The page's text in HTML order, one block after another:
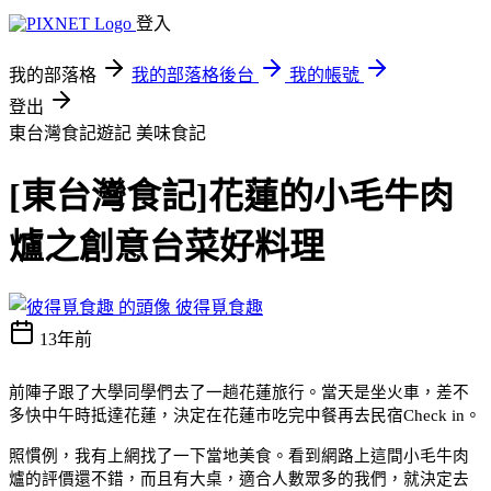
登入
我的部落格 我的部落格後台
我的帳號
登出
東台灣食記遊記 美味食記
[東台灣食記]花蓮的小毛牛肉
爐之創意台菜好料理
彼得覓食趣
13年前
前陣子跟了大學同學們去了一趟花蓮旅行。當天是坐火車，差不
多快中午時抵達花蓮，決定在花蓮市吃完中餐再去民宿Check in 。
照慣例，我有上網找了一下當地美食。看到網路上這間小毛牛肉
爐的評價還不錯，而且有大桌，適合人數眾多的我們，就決定去